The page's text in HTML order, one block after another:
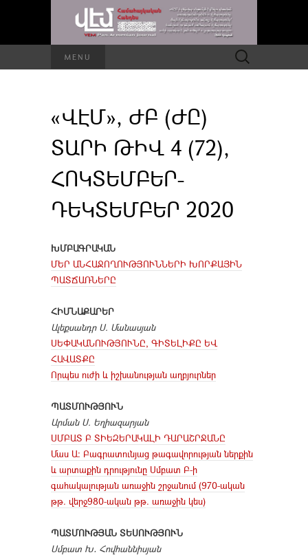
MENU Որոնել՝
«ՎԷՄ», ԺԲ (ԺԸ)
ՏԱՐԻ ԹԻՎ 4 (72),
ՀՈԿՏԵՄԲԵՐ-
ԴԵԿՏԵՄԲԵՐ 2020
ԽՄԲԱԳՐԱԿԱՆ
ՄԵՐ ԱՆՀԱՋՈՂՈՒԹՅՈՒՆՆԵՐԻ ԽՈՐՔԱՅԻՆ
ՊԱՏՃԱՌՆԵՐԸ
ՀԻՄՆԱՔԱՐԵՐ
Ալեքսանդր Ս. Մանասյան
ՍԵՓԱԿԱՆՈՒԹՅՈՒՆԸ, ԳԻՏԵԼԻՔԸ ԵՎ
ՀԱՎԱՏՔԸ
Որպես ուժի և իշխանության աղբյուրներ
ՊԱՏՄՈՒԹՅՈՒՆ
Արման Ս. Եղիազարյան
ՍՄԲԱՏ Բ ՏԻԵԶԵՐԱԿԱԼԻ ԴԱՐԱՇՐՋԱՆԸ
Մաս Ա: Բագրատունյաց թագավորության ներքին
և արտաքին դրությունը Սմբատ Բ-ի
գահակալության առաջին շրջանում (970-ական
թթ. վերջ980-ական թթ. առաջին կես)
ՊԱՏՄՈՒԹՅԱՆ ՏԵՍՈՒԹՅՈՒՆ
Սմբատ Խ․ Հովհաննիսյան